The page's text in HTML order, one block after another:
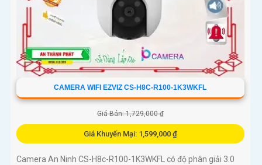
CAMERA WIFI EZVIZ CS-H8C-R100-1K3WKFL
Giá Bán: 1,729,000 ₫
Giá Khuyến Mại: 1,599,000 ₫
Camera An Ninh CS-H8c-R100-1K3WKFL có độ phân giải 3.0